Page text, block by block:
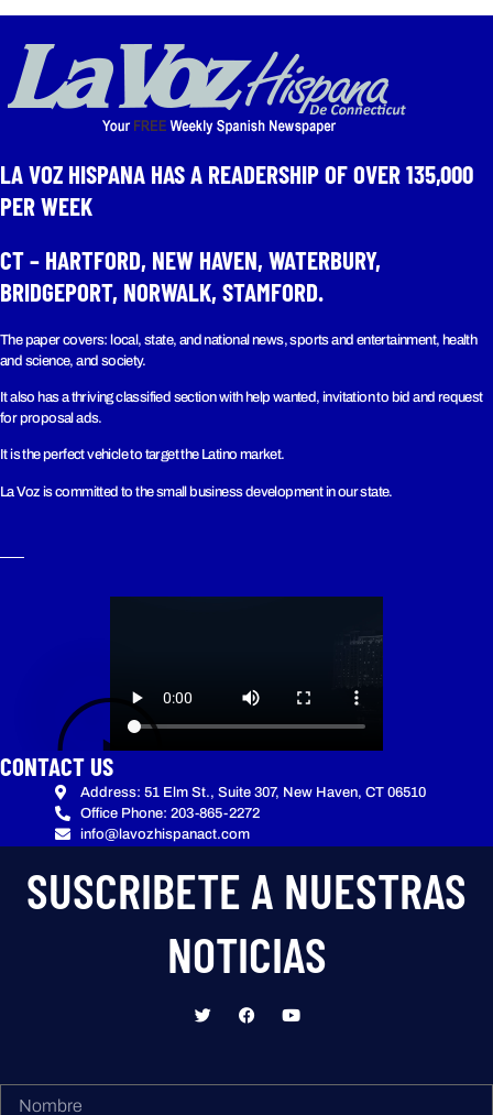
LA VOZ HISPANA HAS A READERSHIP OF OVER 135,000
PER WEEK​
CT – HARTFORD, NEW HAVEN, WATERBURY,
BRIDGEPORT, NORWALK, STAMFORD.
The paper covers: local, state, and national news, sports and entertainment, health
and science, and society.
It also has a thriving classified section with help wanted, invitation to bid and request
for proposal ads.
It is the perfect vehicle to target the Latino market.
La Voz is committed to the small business development in our state.
CONTACT US
Address: 51 Elm St., Suite 307, New Haven, CT 06510
Office Phone: 203-865-2272
info@lavozhispanact.com
SUSCRIBETE A NUESTRAS
NOTICIAS